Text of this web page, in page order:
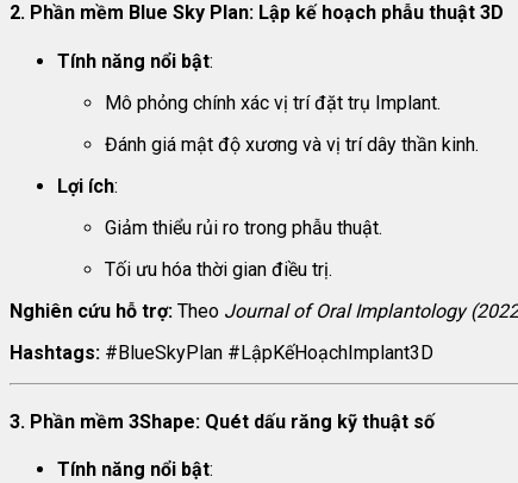
2. Phần mềm Blue Sky Plan: Lập kế hoạch phẫu thuật 3D
Tính năng nổi bật:
Mô phỏng chính xác vị trí đặt trụ Implant.
Đánh giá mật độ xương và vị trí dây thần kinh.
Lợi ích:
Giảm thiểu rủi ro trong phẫu thuật.
Tối ưu hóa thời gian điều trị.
Nghiên cứu hỗ trợ: Theo Journal of Oral Implantology
Hashtags: #BlueSkyPlan #LậpKếHoạchImplant3D
3. Phần mềm 3Shape: Quét dấu răng kỹ thuật số
Tính năng nổi bật: